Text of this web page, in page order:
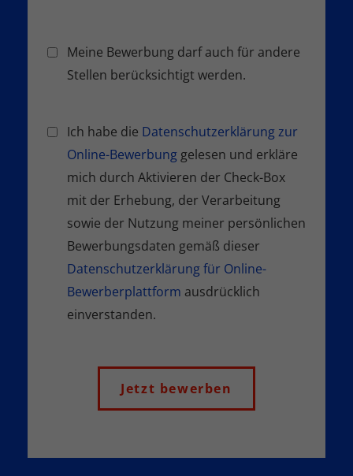
Meine Bewerbung darf auch für andere
Stellen berücksichtigt werden.
Ich habe die Datenschutzerklärung zur
Online-Bewerbung gelesen und erkläre
mich durch Aktivieren der Check-Box
mit der Erhebung, der Verarbeitung
sowie der Nutzung meiner persönlichen
Bewerbungsdaten gemäß dieser
Datenschutzerklärung für Online-
Bewerberplattform ausdrücklich
einverstanden.
Jetzt bewerben